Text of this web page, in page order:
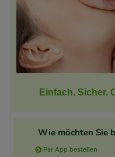
Einfach. Sicher.
Wie möchten Sie
Per App bestellen